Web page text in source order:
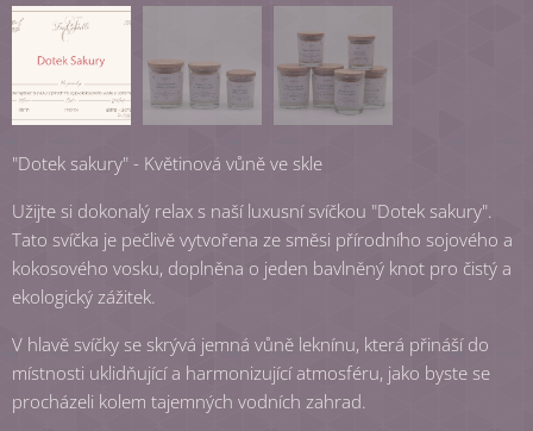
"Dotek sakury" - Květinová vůně ve skle
Užijte si dokonalý relax s naší luxusní svíčkou "Dotek sakury".
Tato svíčka je pečlivě vytvořena ze směsi přírodního sojového a
kokosového vosku, doplněna o jeden bavlněný knot pro čistý a
ekologický zážitek.
V hlavě svíčky se skrývá jemná vůně leknínu, která přináší do
místnosti uklidňující a harmonizující atmosféru, jako byste se
procházeli kolem tajemných vodních zahrad.